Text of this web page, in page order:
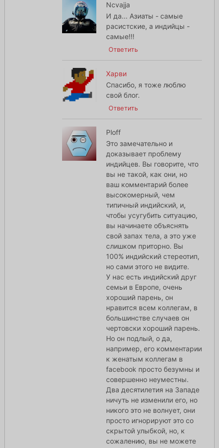
Ncvajja
И да... Азиаты - самые
расистские, а индийцы -
самые!!!
Ответить
Харви
Спасибо, я тоже люблю
свой блог.
Ответить
Ploff
Это замечательно и
доказывает проблему
индийцев. Вы говорите, что
вы не такой, как они, но
ваш комментарий более
высокомерный, чем
типичный индийский, и,
чтобы усугубить ситуацию,
вы начинаете объяснять
свой запах тела, а это уже
слишком приторно. Вы
100% индийский стереотип,
но сами этого не видите.
У нас есть индийский друг
семьи в Европе, очень
хороший парень, он
нравится всем коллегам, в
большинстве случаев он
чертовски хороший парень.
Но он подлый, о да,
например, его комментарии
к женатым коллегам в
facebook просто безумны и
совершенно неуместны.
Два десятилетия на Западе
ничуть не изменили его, но
никого это не волнует, они
просто игнорируют это со
скрытой улыбкой, но, к
сожалению, вы не можете